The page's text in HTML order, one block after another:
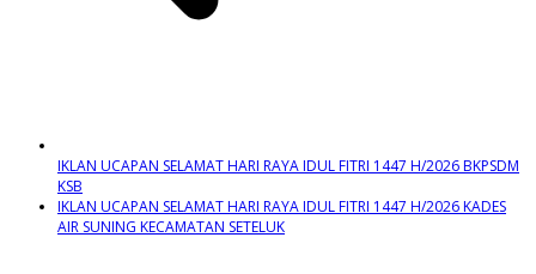
IKLAN UCAPAN SELAMAT HARI RAYA IDUL FITRI 1447 H/2026 BKPSDM
KSB
IKLAN UCAPAN SELAMAT HARI RAYA IDUL FITRI 1447 H/2026 KADES
AIR SUNING KECAMATAN SETELUK